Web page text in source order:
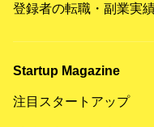
登録者の転職・副業実
Startup Magazine
注目スタートアップ